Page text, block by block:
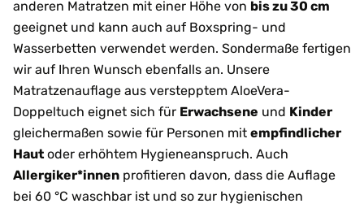
anderen Matratzen mit einer Höhe von bis zu 30 cm
geeignet und kann auch auf Boxspring- und
Wasserbetten verwendet werden. Sondermaße fertigen
wir auf Ihren Wunsch ebenfalls an. Unsere
Matratzenauflage aus verstepptem AloeVera-
Doppeltuch eignet sich für Erwachsene und Kinder
gleichermaßen sowie für Personen mit empfindlicher
Haut oder erhöhtem Hygieneanspruch. Auch
Allergiker*innen profitieren davon, dass die Auflage
bei 60 °C waschbar ist und so zur hygienischen